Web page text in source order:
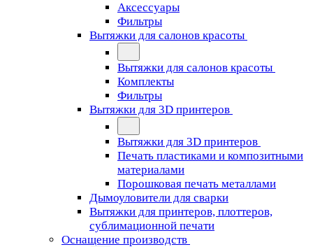
Аксессуары
Фильтры
Вытяжки для салонов красоты
Вытяжки для салонов красоты
Комплекты
Фильтры
Вытяжки для 3D принтеров
Вытяжки для 3D принтеров
Печать пластиками и композитными
материалами
Порошковая печать металлами
Дымоуловители для сварки
Вытяжки для принтеров, плоттеров,
сублимационной печати
Оснащение производств